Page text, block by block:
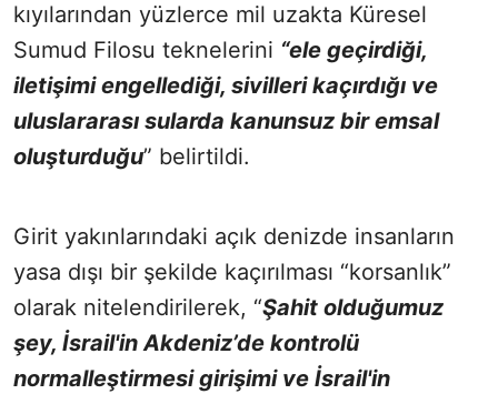
kıyılarından yüzlerce mil uzakta Küresel
Sumud Filosu teknelerini “ele geçirdiği,
iletişimi engellediği, sivilleri kaçırdığı ve
uluslararası sularda kanunsuz bir emsal
oluşturduğu” belirtildi.
Girit yakınlarındaki açık denizde insanların
yasa dışı bir şekilde kaçırılması “korsanlık”
olarak nitelendirilerek, “Şahit olduğumuz
şey, İsrail'in Akdeniz’de kontrolü
normalleştirmesi girişimi ve İsrail'in